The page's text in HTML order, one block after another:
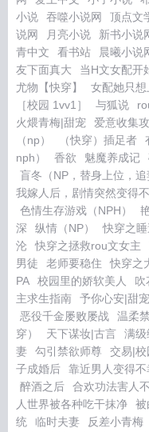
小说
吞噬小说网 顶点文
说网
月亮小说 新书小说
青中文
看书站 晨曦小说
友下面真大
当H文女配开
尤物【快穿】
女配她只
［校园 1vv1］
与狐说
火煨青梅|甜宠
爱意收集
（np）
（快穿）插足者
nph）
香欲 魅魔养成记
盲冬（NP，替身上位，追
我嫁人后，剧情突然变得
色情生存游戏（NPH）
深
纵情（NP） 快穿之
沦
快穿之拯救rou文女主
男徒
老师要稳住 快穿之
PA
校园里的娇软美人 吹
主求生指南
予你心安|甜宠
恶役千金屡败屡战
温柔
穿）
天下谋妆|古言 满级
妻
勾引禁欲师尊 交易|校
子成婚后
靠近男人变得不
醉酒之后
合欢功法害人
人世界被各种吃干抹净
被
统
临时夫妻 反差小青梅